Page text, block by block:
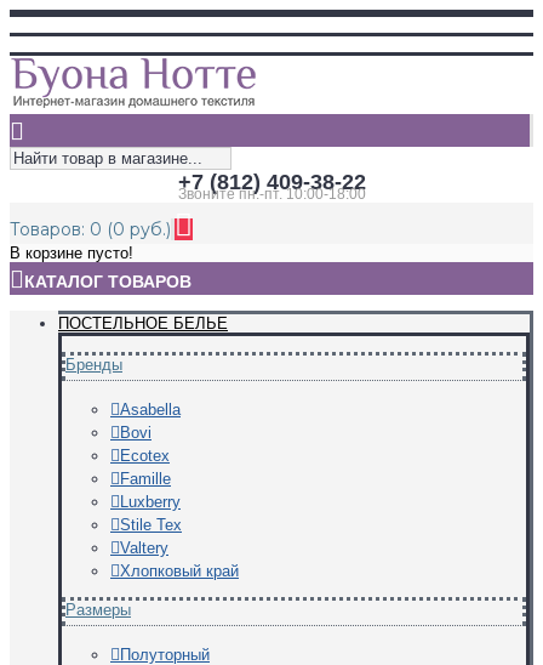
+7 (812) 409-38-22
Звоните пн.-пт. 10:00-18:00
Товаров: 0 (0 руб.)
В корзине пусто!
КАТАЛОГ ТОВАРОВ
ПОСТЕЛЬНОЕ БЕЛЬЕ
Бренды
Asabella
Bovi
Ecotex
Famille
Luxberry
Stile Tex
Valtery
Хлопковый край
Размеры
Полуторный